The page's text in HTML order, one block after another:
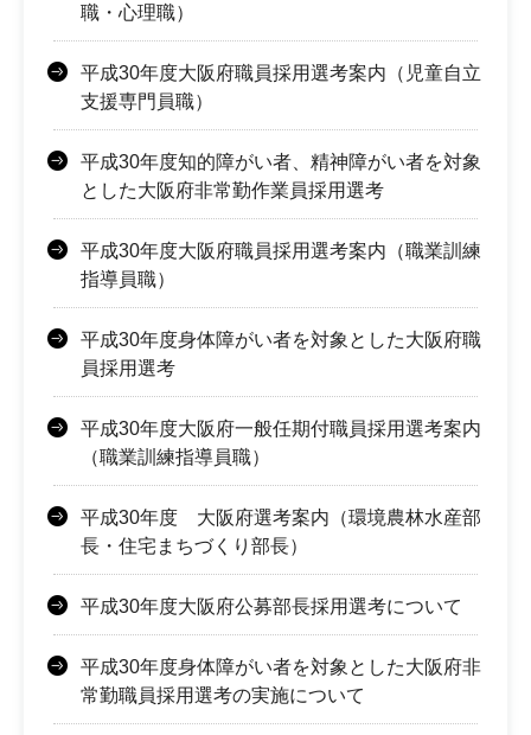
職・心理職）
平成30年度大阪府職員採用選考案内（児童自立
支援専門員職）
平成30年度知的障がい者、精神障がい者を対象
とした大阪府非常勤作業員採用選考
平成30年度大阪府職員採用選考案内（職業訓練
指導員職）
平成30年度身体障がい者を対象とした大阪府職
員採用選考
平成30年度大阪府一般任期付職員採用選考案内
（職業訓練指導員職）
平成30年度 大阪府選考案内（環境農林水産部
長・住宅まちづくり部長）
平成30年度大阪府公募部長採用選考について
平成30年度身体障がい者を対象とした大阪府非
常勤職員採用選考の実施について